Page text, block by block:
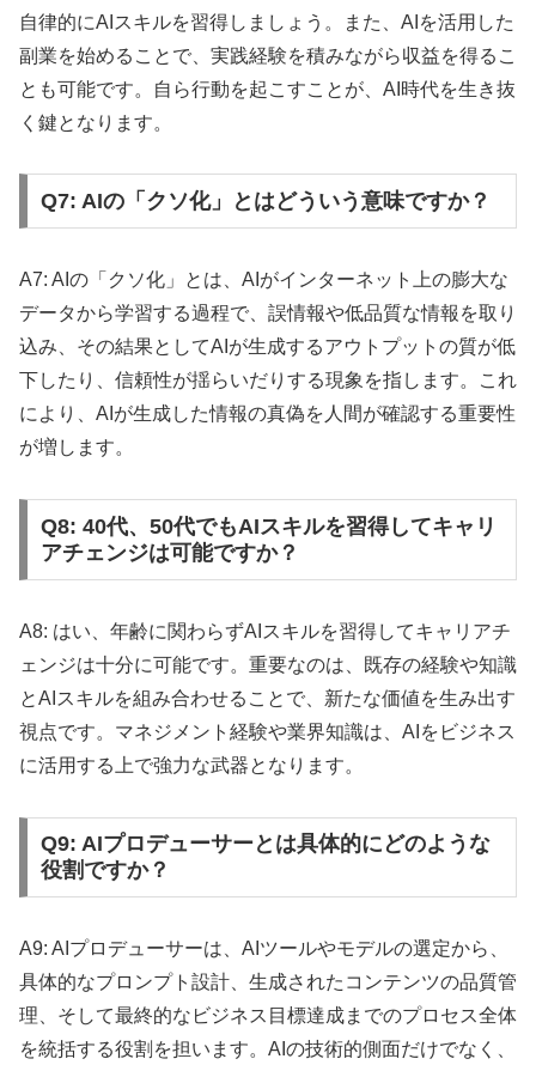
自律的にAIスキルを習得しましょう。また、AIを活用した
副業を始めることで、実践経験を積みながら収益を得るこ
とも可能です。自ら行動を起こすことが、AI時代を生き抜
く鍵となります。
Q7: AIの「クソ化」とはどういう意味ですか？
A7: AIの「クソ化」とは、AIがインターネット上の膨大な
データから学習する過程で、誤情報や低品質な情報を取り
込み、その結果としてAIが生成するアウトプットの質が低
下したり、信頼性が揺らいだりする現象を指します。これ
により、AIが生成した情報の真偽を人間が確認する重要性
が増します。
Q8: 40代、50代でもAIスキルを習得してキャリ
アチェンジは可能ですか？
A8: はい、年齢に関わらずAIスキルを習得してキャリアチ
ェンジは十分に可能です。重要なのは、既存の経験や知識
とAIスキルを組み合わせることで、新たな価値を生み出す
視点です。マネジメント経験や業界知識は、AIをビジネス
に活用する上で強力な武器となります。
Q9: AIプロデューサーとは具体的にどのような
役割ですか？
A9: AIプロデューサーは、AIツールやモデルの選定から、
具体的なプロンプト設計、生成されたコンテンツの品質管
理、そして最終的なビジネス目標達成までのプロセス全体
を統括する役割を担います。AIの技術的側面だけでなく、